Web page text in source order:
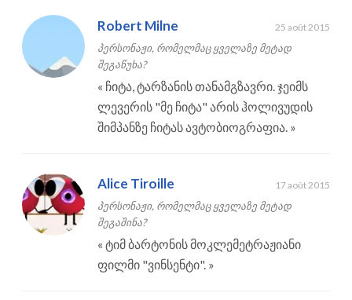
Robert Milne 25 août 2015
პერსონაჟი, რომელმაც ყველაზე მეტად
შეგაწუხა?
« ჩიტა, ტარზანის თანამგზავრი. ჯეიმს
ლევერის "მე ჩიტა" არის ჰოლივუდის
შიმპანზე ჩიტას ავტობიოგრაფია. »
Alice Tiroille 17 août 2015
პერსონაჟი, რომელმაც ყველაზე მეტად
შეგაშინა?
« ტიმ ბარტონის მოკლემეტრაჟიანი
ფილმი "ვინსენტი". »